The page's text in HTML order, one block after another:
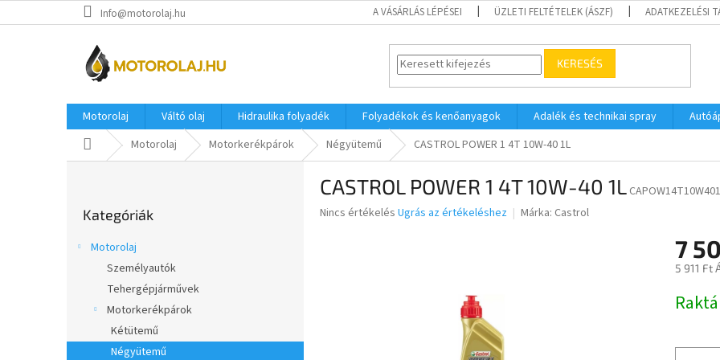
a
Info@motorolaj.hu A VÁSÁRLÁS LÉPÉSEI ÜZLETI FELTÉTELEK (ÁSZF) ADATKEZELÉSI
KERESÉS
Motorolaj Váltó olaj Hidraulika folyadék Folyadékok és kenőanyagok Adalék és technikai spray
KezdőlapMotorolaj Motorkerékpárok Négyütemű CASTROL POWER 1 4T 10W-40 1L
e
átugrása
Kategóriák
Motorolaj
Személyautók
Tehergépjárművek
Motorkerékpárok
Kétütemű
Négyütemű
CASTROL POWER 1 4T 10W-40 1L CAPOW14T10W401
A
Nincs értékelés Ugrás az értékeléshez Márka: Castrol
7
5 911 Ft